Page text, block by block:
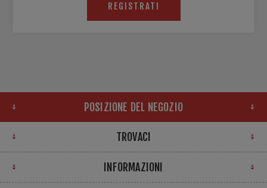
REGISTRATI
POSIZIONE DEL NEGOZIO
TROVACI
INFORMAZIONI